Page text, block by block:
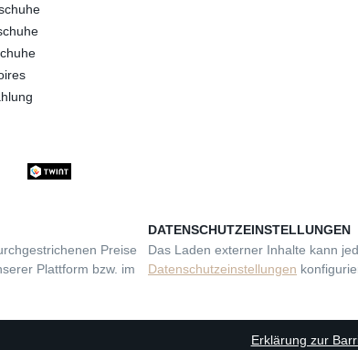
Preise
Plattform bzw. im
DATENSCHUTZEINSTELLUNGEN
Das Laden externer Inhalte kann
Datenschutzeinstellungen
Erklärung zur